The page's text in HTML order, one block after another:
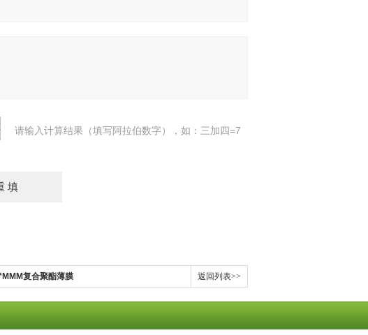
请输入计算结果（填写阿拉伯数字），如：三加四=7
复合聚酯薄膜 返回列表>>